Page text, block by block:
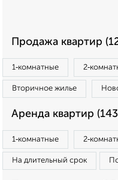
Продажа квартир
1‑комнатные
Вторичное жилье
Аренда квартир
1‑комнатные
На длительный срок